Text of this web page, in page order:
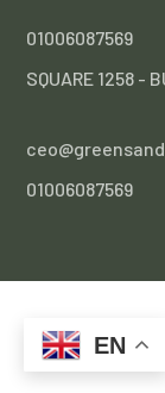
01006087569
SQUARE 1258 -
01006087569
EN